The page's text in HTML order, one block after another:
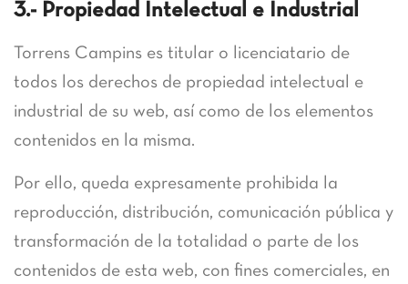
3.- Propiedad Intelectual e Industrial
Torrens Campins es titular o licenciatario de
todos los derechos de propiedad intelectual e
industrial de su web, así como de los elementos
contenidos en la misma.
Por ello, queda expresamente prohibida la
reproducción, distribución, comunicación pública y
transformación de la totalidad o parte de los
contenidos de esta web, con fines comerciales, en